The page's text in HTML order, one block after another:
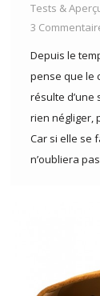
Tests &
3
Depuis le
pense que le
résulte d’une
rien négliger,
Car si elle se
n’oubliera